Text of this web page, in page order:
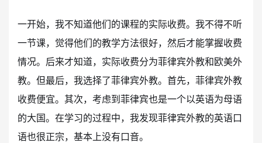
一开始，我不知道他们的课程的实际收费。我不得不听
一节课，觉得他们的教学方法很好，然后才能掌握收费
情况。后来才知道，实际收费分为菲律宾外教和欧美外
教。但最后，我选择了菲律宾外教。首先，菲律宾外教
收费便宜。其次，考虑到菲律宾也是一个以英语为母语
的大国。在学习的过程中，我发现菲律宾外教的英语口
语也很正宗，基本上没有口音。